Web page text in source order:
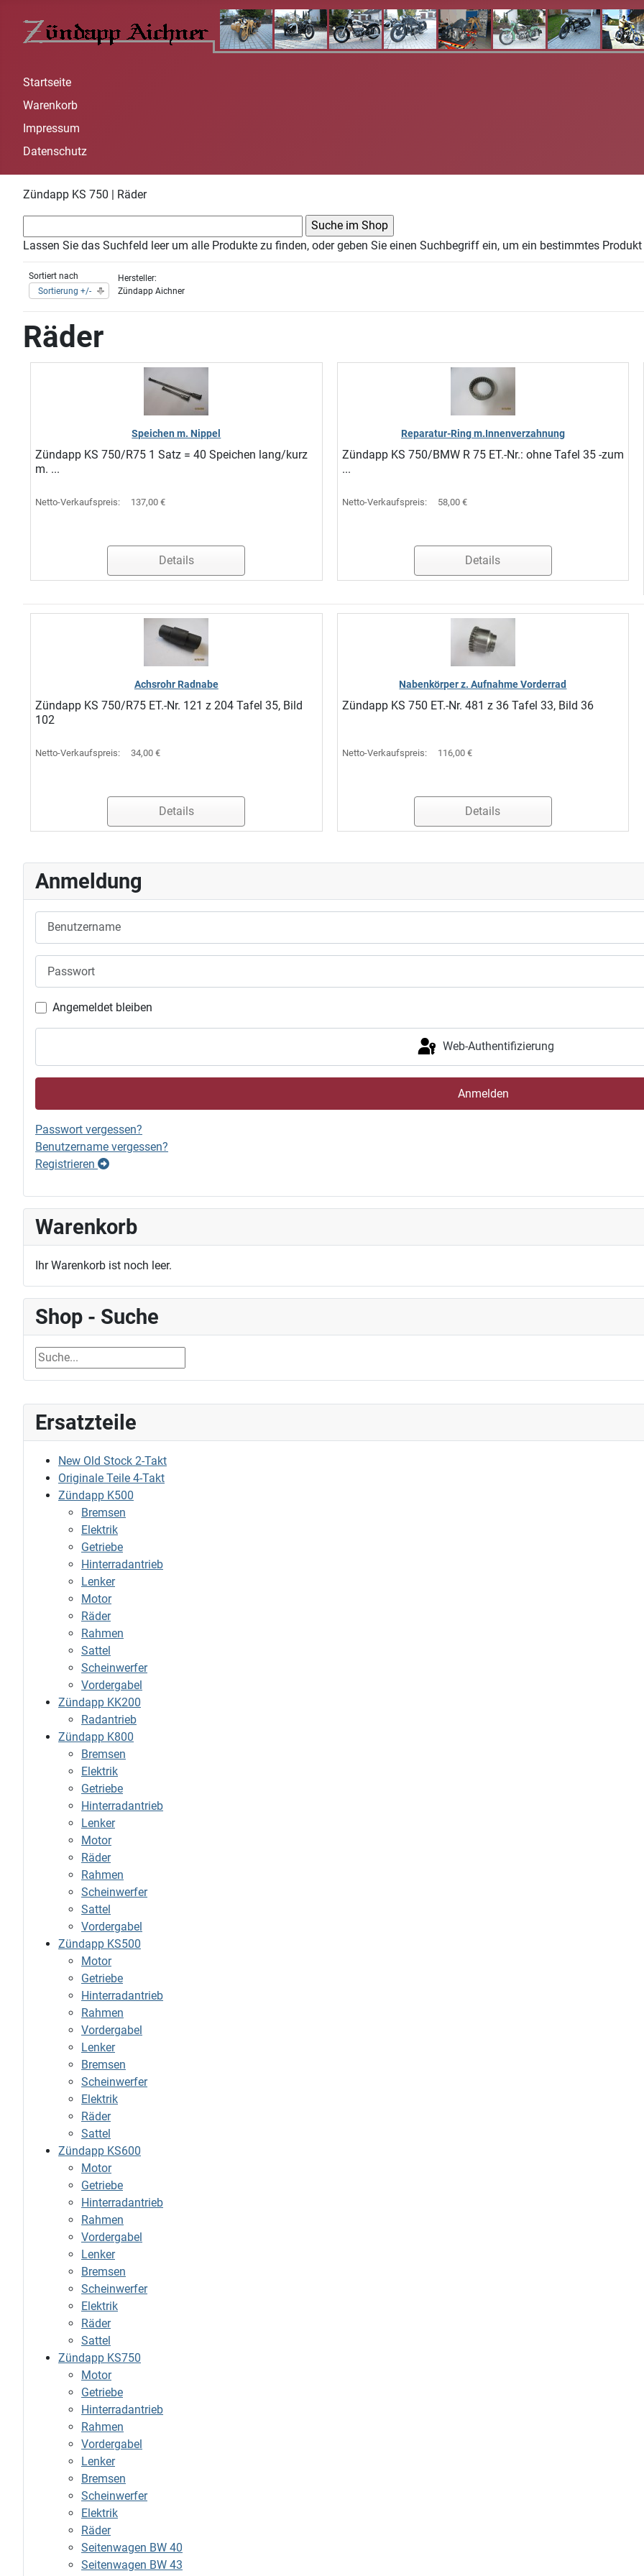
Startseite
Warenkorb
Impressum
Datenschutz
Ersatzteile
New Old Stock 2-Takt
Originale Teile 4-Takt
Zündapp K500
Bremsen
Elektrik
Getriebe
Hinterradantrieb
Lenker
Motor
Räder
Rahmen
Sattel
Scheinwerfer
Vordergabel
Zündapp KK200
Radantrieb
Zündapp K800
Bremsen
Elektrik
Getriebe
Hinterradantrieb
Lenker
Motor
Räder
Rahmen
Scheinwerfer
Sattel
Vordergabel
Zündapp KS500
Motor
Getriebe
Hinterradantrieb
Rahmen
Vordergabel
Lenker
Bremsen
Scheinwerfer
Elektrik
Räder
Sattel
Zündapp KS600
Motor
Getriebe
Hinterradantrieb
Rahmen
Vordergabel
Lenker
Bremsen
Scheinwerfer
Elektrik
Räder
Sattel
Zündapp KS750
Motor
Getriebe
Hinterradantrieb
Rahmen
Vordergabel
Lenker
Bremsen
Scheinwerfer
Elektrik
Räder
Seitenwagen BW 40
Seitenwagen BW 43
Zündapp KS 750 | Räder
Lassen Sie das Suchfeld leer um alle Produkte zu finden, oder geben Sie einen Suchbegriff ein, um ein bestimmtes
Sortiert nach
Sortierung +/-
Hersteller:
Zündapp Aichner
Räder
Speichen m. Nippel
Zündapp KS 750/R75 1 Satz = 40 Speichen lang/kurz
m. ...
Netto-Verkaufspreis: 137,00 €
Details
Reparatur-Ring m.Innenverzahnung
Zündapp KS 750/BMW R 75 ET.-Nr.: ohne Tafel 35 -zum
...
Netto-Verkaufspreis: 58,00 €
Details
Achsrohr Radnabe
Zündapp KS 750/R75 ET.-Nr. 121 z 204 Tafel 35, Bild
102
Netto-Verkaufspreis: 34,00 €
Details
Nabenkörper z. Aufnahme Vorderrad
Zündapp KS 750 ET.-Nr. 481 z 36 Tafel 33, Bild 36
Netto-Verkaufspreis: 116,00 €
Details
Anmeldung
Angemeldet bleiben
Web-Authentifizierung
Anmelden
Passwort vergessen?
Benutzername vergessen?
Registrieren
Warenkorb
Ihr Warenkorb ist noch leer.
Shop - Suche